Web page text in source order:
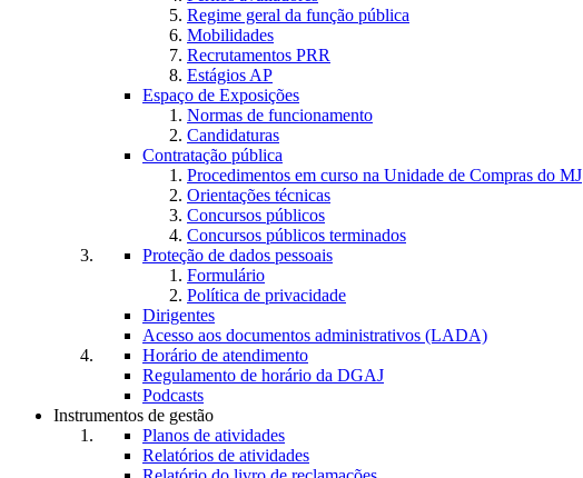
Regime geral da função pública
Mobilidades
Recrutamentos PRR
Estágios AP
Espaço de Exposições
Normas de funcionamento
Candidaturas
Contratação pública
Procedimentos em curso na Unidade de Compras do MJ
Orientações técnicas
Concursos públicos
Concursos públicos terminados
Proteção de dados pessoais
Formulário
Política de privacidade
Dirigentes
Acesso aos documentos administrativos (LADA)
Horário de atendimento
Regulamento de horário da DGAJ
Podcasts
Instrumentos de gestão
Planos de atividades
Relatórios de atividades